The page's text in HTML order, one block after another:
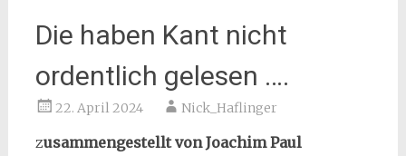
Die haben Kant nicht
ordentlich gelesen ….
22. April 2024 Nick_Haflinger
zusammengestellt von Joachim Paul